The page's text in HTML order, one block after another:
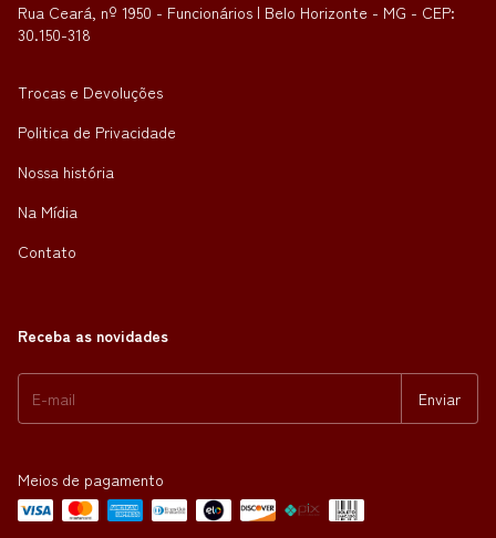
Rua Ceará, nº 1950 - Funcionários | Belo Horizonte - MG - CEP:
30.150-318
Trocas e Devoluções
Politica de Privacidade
Nossa história
Na Mídia
Contato
Receba as novidades
Meios de pagamento